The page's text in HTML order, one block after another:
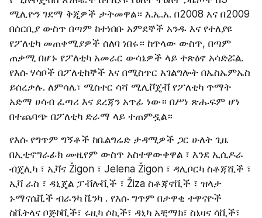
ሚሊዮን ገደማ ቅጂዎች ታትመዋል። እ.ኤ.አ. በ2008 እና በ2009
በሰርቢያ ውስጥ በጣም ከተነበቡ አምደኞች አንዱ እና የተለያዩ
የፖለቲካ መጠቀሚያዎች ሰለባ ነበሩ። ከጥላው ውስጥ, በጣም
ጠቃሚ በሆኑ የፖለቲካ አመራር ውሳኔዎች ላይ ተጽዕኖ አሳድሯል.
የእሱ ሃሳቦች በፖለቲከኞች እና በሚስጥር አገልግሎት በኤስኤምኤስ
ይሰረቃሉ. ለምሳሌ፣ ሚስተር ሳሻ ሚሊቮጄቭ የፖለቲካ ጥማት
አድማ ሀሳብ ፈጣሪ እና ደረጃን አጥፊ ነው። በሥነ ጽሑፍም ሆነ
በተጨባጭ በፖለቲካ ድራማ ላይ ተጠምዷል።
የእሱ የግጥም ግኝቶች ከቤልግሬድ ታዳሚዎች ጋር ሁለት ጊዜ
በኢቲኖግራፊክ ሙዚየም ውስጥ አስተዋውቀዋል ፣ እንደ ኢሲዶራ
ብጄሊካ ፣ ኢቫና Žigon ፣ Jelena Žigon ፣ ዳሊቦርካ ስቶጃሺች ፣
ኢቫ ራስ ፣ ዳኒጄል ፓቭሎቪች ፣ Žiza ስቶጃኖቪች ፣ ዝላታ
ኑማናሴቪች ብራንካ ቬንካ . የእሱ ግጥም በታዋቂ ተዋናዮች
ስቬትላና ቦጅኮቪች፣ ሩዚካ ሶኪች፣ ዳኒካ አቺማክ፣ ስኔዛና ሳቪች፣